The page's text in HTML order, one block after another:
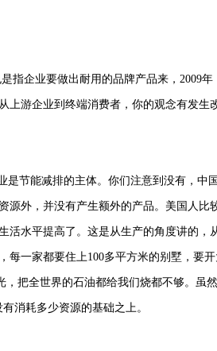
指企业要做出耐用的品牌产品来，2009年
上游企业到终端消费者，你的观念有发生
是节能减排的主体。你们注意到没有，中
源外，并没有产生额外的产品。美国人比
活水平提高了。这是从生产的角度讲的，
每一家都要住上100多平方米的别墅，要
把全世界的石油都给我们烧都不够。虽
消耗多少资源的基础之上。